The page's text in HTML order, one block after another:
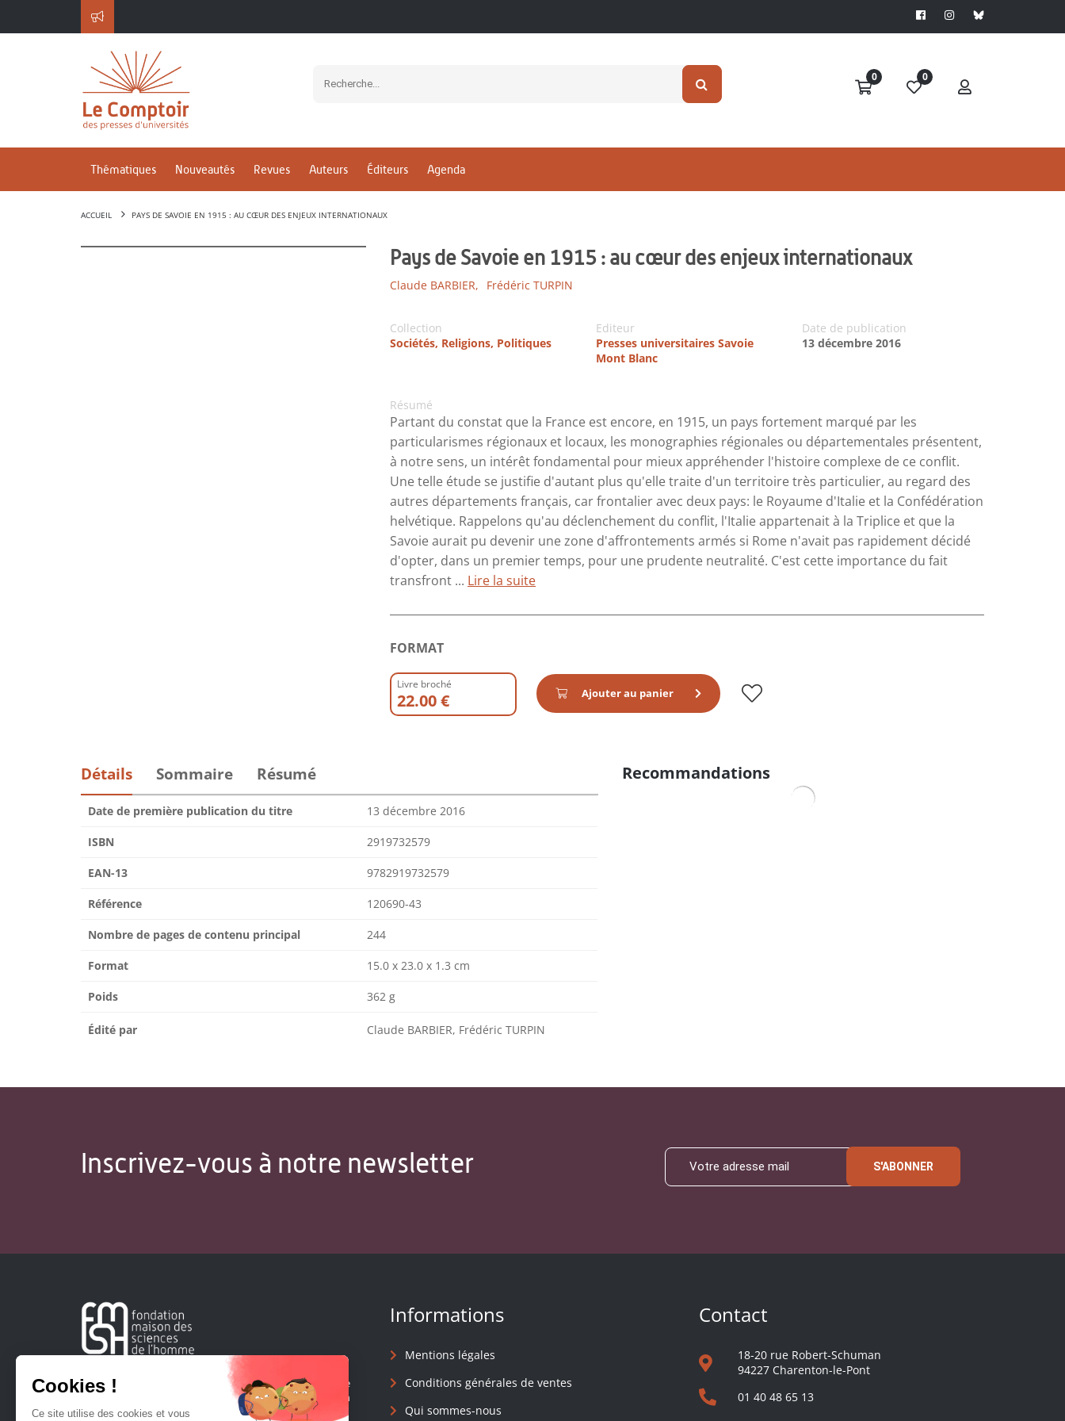
0 0
Thématiques Nouveautés Revues Auteurs Éditeurs Agenda
ACCUEIL PAYS DE SAVOIE EN 1915 : AU CŒUR DES ENJEUX INTERNATIONAUX
Pays de Savoie en 1915 : au cœur des enjeux internationaux
Claude BARBIER, Frédéric TURPIN
Collection
Sociétés, Religions, Politiques
Editeur
Presses universitaires Savoie
Mont Blanc
Date de publication
13 décembre 2016
Résumé
Partant du constat que la France est encore, en 1915, un pays fortement marqué par les
particularismes régionaux et locaux, les monographies régionales ou départementales présentent,
à notre sens, un intérêt fondamental pour mieux appréhender l'histoire complexe de ce conflit.
Une telle étude se justifie d'autant plus qu'elle traite d'un territoire très particulier, au regard des
autres départements français, car frontalier avec deux pays: le Royaume d'Italie et la Confédération
helvétique. Rappelons qu'au déclenchement du conflit, l'Italie appartenait à la Triplice et que la
Savoie aurait pu devenir une zone d'affrontements armés si Rome n'avait pas rapidement décidé
d'opter, dans un premier temps, pour une prudente neutralité. C'est cette importance du fait
transfront ... Lire la suite
FORMAT
Livre broché
22.00 € Ajouter au panier
Détails Sommaire Résumé
Date de première publication du titre 13 décembre 2016
ISBN 2919732579
EAN-13 9782919732579
Référence 120690-43
Nombre de pages de contenu principal 244
Format 15.0 x 23.0 x 1.3 cm
Poids 362 g
Édité par Claude BARBIER, Frédéric TURPIN
Recommandations
Inscrivez-vous à notre newsletter S'ABONNER
Créée en 1963, la Fondation Maison Sciences de l'Homme
soutient la recherche et la diffusion des connaissances en
sciences humaines et sociales.
Informations
Mentions légales
Conditions générales de ventes
Qui sommes-nous
Contact
18-20 rue Robert-Schuman
94227 Charenton-le-Pont
01 40 48 65 13